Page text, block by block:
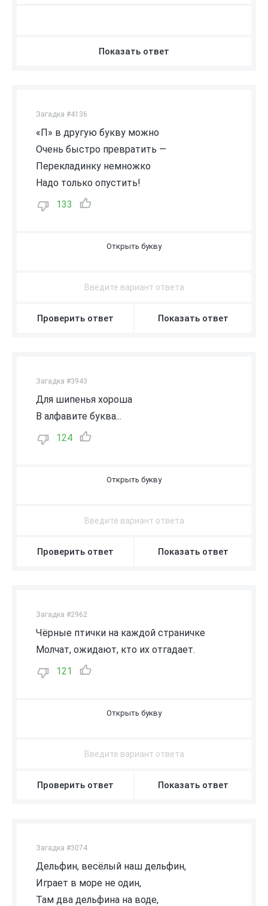
Показать ответ
Загадка #4136
«П» в другую букву можно
Очень быстро превратить —
Перекладинку немножко
Надо только опустить!
133
Проверить ответ Показать ответ
Загадка #3943
Для шипенья хороша
В алфавите буква...
124
Проверить ответ Показать ответ
Загадка #2962
Чёрные птички на каждой страничке
Молчат, ожидают, кто их отгадает.
121
Проверить ответ Показать ответ
Загадка #3074
Дельфин, весёлый наш дельфин,
Играет в море не один,
Там два дельфина на воде,